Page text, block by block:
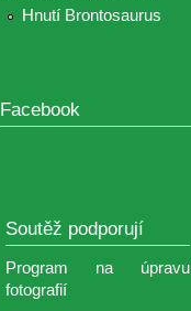
Hnutí Brontosaurus
Facebook
Soutěž podporují
Program na úpravu
fotografií